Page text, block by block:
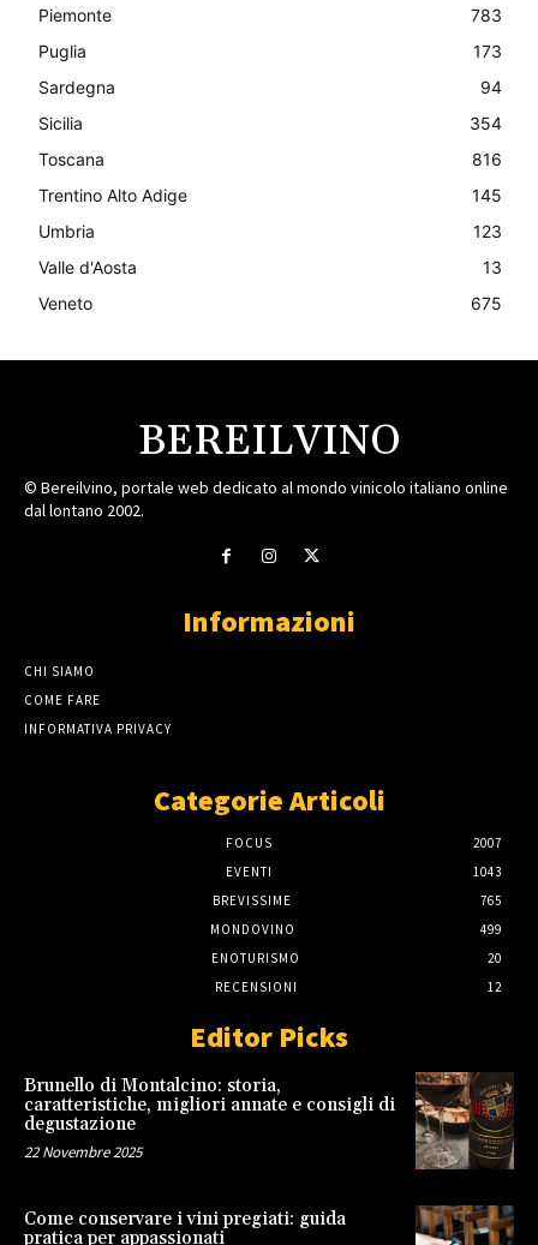
Piemonte
783
Puglia
173
Sardegna
94
Sicilia
354
Toscana
816
Trentino Alto Adige
145
Umbria
123
Valle d'Aosta
13
Veneto
675
BEREILVINO
© Bereilvino, portale web dedicato al mondo vinicolo italiano online
dal lontano 2002.
Informazioni
CHI SIAMO
COME FARE
INFORMATIVA PRIVACY
Categorie Articoli
FOCUS
2007
EVENTI
1043
BREVISSIME
765
MONDOVINO
499
ENOTURISMO
20
RECENSIONI
12
Editor Picks
Brunello di Montalcino: storia,
caratteristiche, migliori annate e consigli di
degustazione
22 Novembre 2025
Come conservare i vini pregiati: guida
pratica per appassionati